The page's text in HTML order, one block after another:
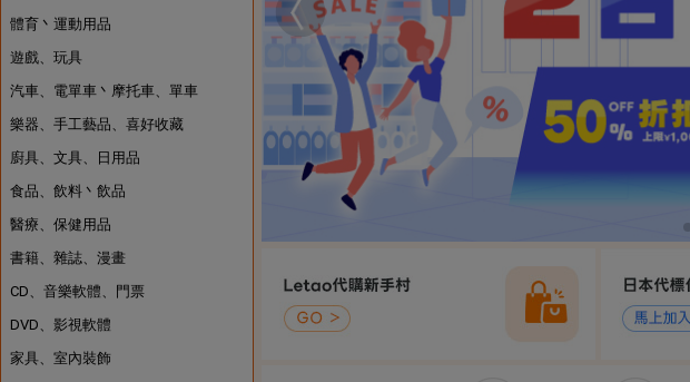
體育丶運動用品
遊戲、玩具
汽車、電單車丶摩托車、單車
樂器、手工藝品、喜好收藏
廚具、文具、日用品
食品、飲料丶飲品
醫療、保健用品
書籍、雜誌、漫畫
CD、音樂軟體、門票
DVD、影視軟體
家具、室內裝飾